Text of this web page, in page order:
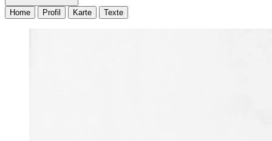
Home Profil Karte Texte